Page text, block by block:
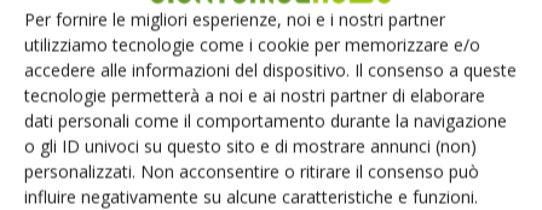
Per fornire le migliori esperienze, noi e i nostri partner
utilizziamo tecnologie come i cookie per memorizzare e/o
accedere alle informazioni del dispositivo. Il consenso a queste
tecnologie permetterà a noi e ai nostri partner di elaborare
dati personali come il comportamento durante la navigazione
o gli ID univoci su questo sito e di mostrare annunci (non)
personalizzati. Non acconsentire o ritirare il consenso può
influire negativamente su alcune caratteristiche e funzioni.
ARTICOLI CORRELATI ALTRO DALL'AUTORE
Assemblaggio componenti
elettronici: cresce mercato saldatura
Data center e AI: una guida tecnica